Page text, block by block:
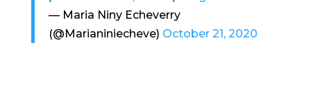
— Maria Niny Echeverry
(@Marianiniecheve) October 21, 2020